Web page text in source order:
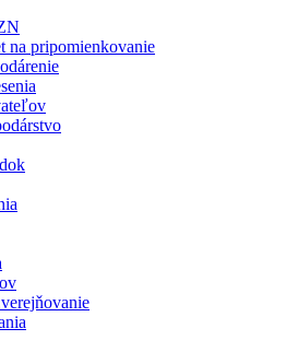
na pripomienkovanie